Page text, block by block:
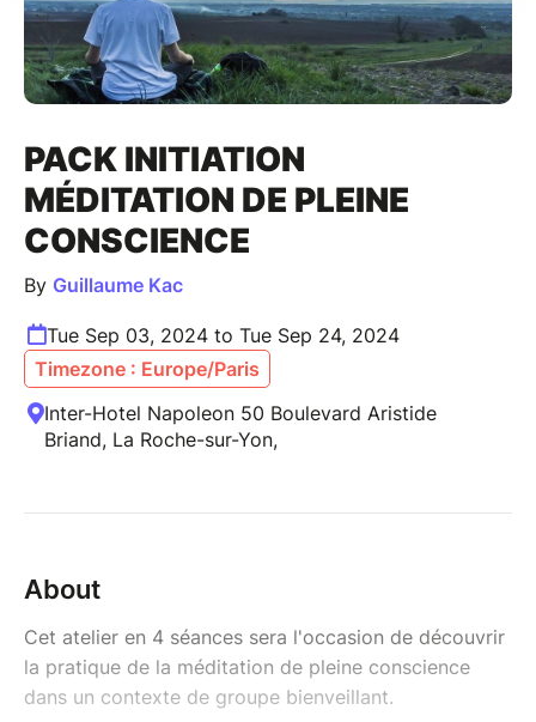
PACK INITIATION
MÉDITATION DE PLEINE
CONSCIENCE
By Guillaume Kac
Tue Sep 03, 2024 to Tue Sep 24, 2024
Timezone : Europe/Paris
Inter-Hotel Napoleon 50 Boulevard Aristide
Briand, La Roche-sur-Yon,
About
Cet atelier en 4 séances sera l'occasion de découvrir
la pratique de la méditation de pleine conscience
dans un contexte de groupe bienveillant.